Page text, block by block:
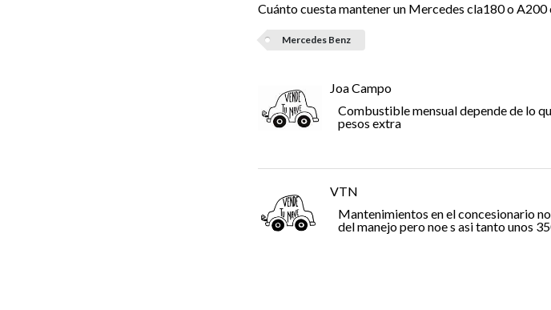
Cuánto cuesta mantener un Mercedes cla180 o
Mercedes Benz
Joa Campo
Combustible mensual depende de lo
pesos extra
VTN
Mantenimientos en el concesionario
del manejo pero noe s asi tanto unos